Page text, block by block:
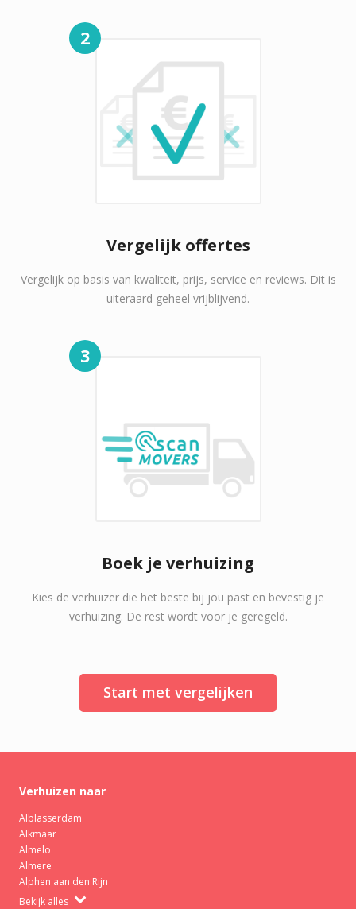
2
Vergelijk offertes
Vergelijk op basis van kwaliteit, prijs, service en reviews. Dit is
uiteraard geheel vrijblijvend.
3
Boek je verhuizing
Kies de verhuizer die het beste bij jou past en bevestig je
verhuizing. De rest wordt voor je geregeld.
Start met vergelijken
Verhuizen naar
Alblasserdam
Alkmaar
Almelo
Almere
Alphen aan den Rijn
Bekijk alles